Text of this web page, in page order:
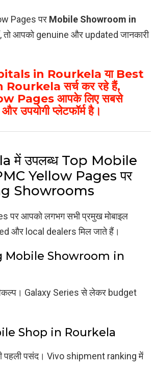
Pages पर Mobile Showroom in
तो आपको genuine और updated जानकारी
in Rourkela या Best
सर्च कर रहे हैं,
Pages आपके लिए सबसे
उपयोगी प्लेटफॉर्म है।
में उपलब्ध Top Mobile
Yellow Pages पर
Showrooms
पर आपको लगभग सभी प्रमुख मोबाइल
और local dealers मिल जाते हैं।
Mobile Showroom in
Galaxy Series से लेकर budget
Shop in Rourkela
पहली पसंद। Vivo shipment ranking में